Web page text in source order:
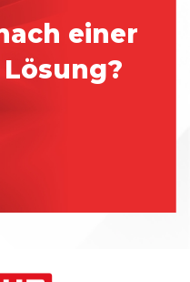
einer